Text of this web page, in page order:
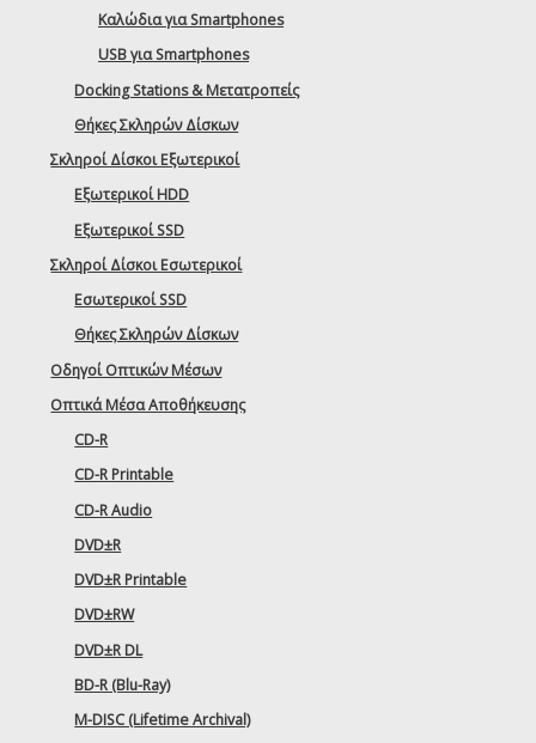
Καλώδια για Smartphones
USB για Smartphones
Docking Stations & Μετατροπείς
Θήκες Σκληρών Δίσκων
Σκληροί Δίσκοι Εξωτερικοί
Εξωτερικοί HDD
Εξωτερικοί SSD
Σκληροί Δίσκοι Εσωτερικοί
Εσωτερικοί SSD
Θήκες Σκληρών Δίσκων
Οδηγοί Οπτικών Μέσων
Οπτικά Μέσα Αποθήκευσης
CD-R
CD-R Printable
CD-R Audio
DVD±R
DVD±R Printable
DVD±RW
DVD±R DL
BD-R (Blu-Ray)
M-DISC (Lifetime Archival)